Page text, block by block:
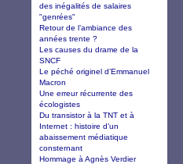
des inégalités de salaires
"genrées"
Retour de l’ambiance des
années trente ?
Les causes du drame de la
SNCF
Le péché originel d’Emmanuel
Macron
Une erreur récurrente des
écologistes
Du transistor à la TNT et à
Internet : histoire d’un
abaissement médiatique
consternant
Hommage à Agnès Verdier